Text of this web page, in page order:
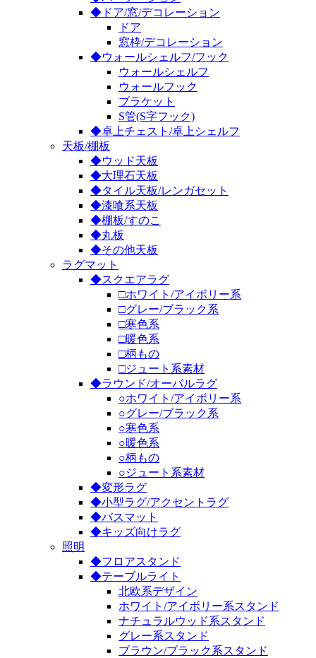
◆ドア/窓/デコレーション
ドア
窓枠/デコレーション
◆ウォールシェルフ/フック
ウォールシェルフ
ウォールフック
ブラケット
S管(S字フック)
◆卓上チェスト/卓上シェルフ
天板/棚板
◆ウッド天板
◆大理石天板
◆タイル天板/レンガセット
◆漆喰系天板
◆棚板/すのこ
◆丸板
◆その他天板
ラグマット
◆スクエアラグ
□ホワイト/アイボリー系
□グレー/ブラック系
□寒色系
□暖色系
□柄もの
□ジュート系素材
◆ラウンド/オーバルラグ
○ホワイト/アイボリー系
○グレー/ブラック系
○寒色系
○暖色系
○柄もの
○ジュート系素材
◆変形ラグ
◆小型ラグ/アクセントラグ
◆バスマット
◆キッズ向けラグ
照明
◆フロアスタンド
◆テーブルライト
北欧系デザイン
ホワイト/アイボリー系スタンド
ナチュラルウッド系スタンド
グレー系スタンド
ブラウン/ブラック系スタンド